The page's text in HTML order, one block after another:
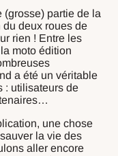
(grosse) partie de la
du deux roues de
rien ! Entre les
moto édition
a été un véritable
: utilisateurs de
une chose
la vie des
aller encore